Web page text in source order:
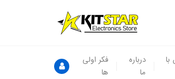
درباره
ما
فکر اولی
ها